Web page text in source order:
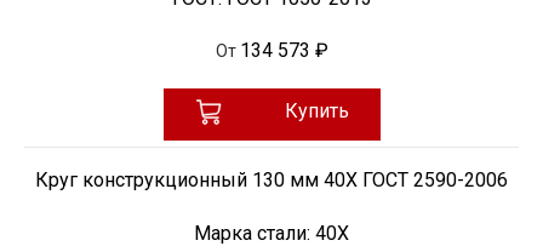
От 134 573 ₽
Купить
Круг конструкционный 130 мм 40Х ГОСТ 2590-2006
Марка стали: 40Х